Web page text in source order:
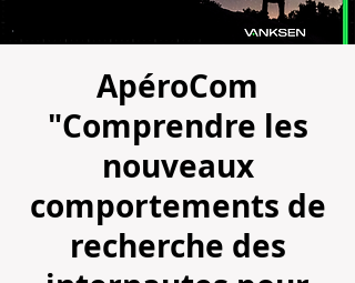
ApéroCom
"Comprendre les
nouveaux
comportements de
recherche des